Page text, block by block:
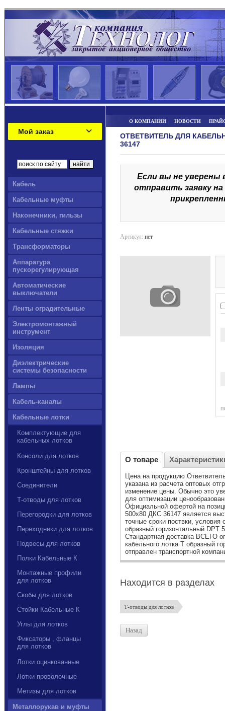
Мой заказ
Кабель
Кабельные муфты
Наконечники, гильзы
Кабельные стяжки
Трансформаторы
Аппаратура
пускорегулирующая
Автоматические
выключатели
Ленты оградительные
Электромонтажный
инструмент
Изоляция
Диэлектрические
системы безопасности
Лампы
Кабель-каналы
Кабельные лотки
Комплектующие для
кабельных лотков
Консоли для лотков
Кронштейны для лотков
Соединители
Т-отводы для лотков
Перегородки для лотков
Переходники для лотков
Подвесы для лотков
Полки Кабельные К
Монтажные профили
для лотков
Скобы для лотков
Стойки Кабельные К
Углы для лотков
Фиксаторы , фланцы
для лотков
Лотки оцинкованные
Лотки проволочные
Метизы для лотков
Металлорукав и муфты
О КОМПАНИИ НОВОСТИ
ОТВЕТВИТЕЛЬ ДЛЯ
36147
Если вы не уверены
отправить заявку
Артикул: нет
О товаре
Цена на продукцию
указана из расчета оптовых
изменение цены. Обычно это
для оптимизации
Официальной офертой на
500х80 ДКС 36147 является
точные сроки поствки,
образный горизонтальный DPT
Стандартная доставка ВСЕГО
кабельного лотка Т образный
отправлен транспортной
Находится в разделах
Т-отводы для лотков
Назад